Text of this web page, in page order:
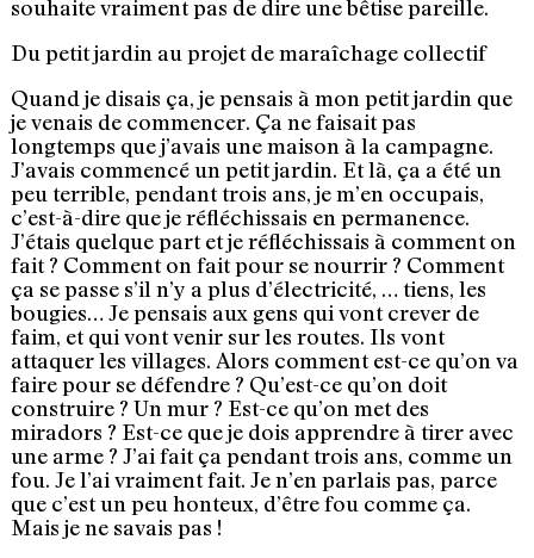
souhaite vraiment pas de dire une bêtise pareille.
Du petit jardin au projet de maraîchage collectif
Quand je disais ça, je pensais à mon petit jardin que
je venais de commencer. Ça ne faisait pas
longtemps que j’avais une maison à la campagne.
J’avais commencé un petit jardin. Et là, ça a été un
peu terrible, pendant trois ans, je m’en occupais,
c’est-à-dire que je réfléchissais en permanence.
J’étais quelque part et je réfléchissais à comment on
fait ? Comment on fait pour se nourrir ? Comment
ça se passe s’il n’y a plus d’électricité, … tiens, les
bougies… Je pensais aux gens qui vont crever de
faim, et qui vont venir sur les routes. Ils vont
attaquer les villages. Alors comment est-ce qu’on va
faire pour se défendre ? Qu’est-ce qu’on doit
construire ? Un mur ? Est-ce qu’on met des
miradors ? Est-ce que je dois apprendre à tirer avec
une arme ? J’ai fait ça pendant trois ans, comme un
fou. Je l’ai vraiment fait. Je n’en parlais pas, parce
que c’est un peu honteux, d’être fou comme ça.
Mais je ne savais pas !